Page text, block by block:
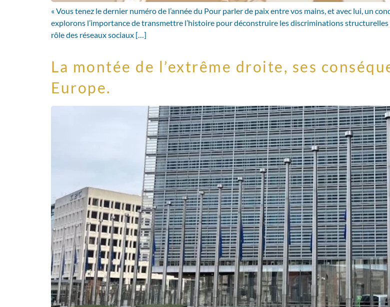
« Vous tenez le dernier numéro de l’année du Pour parler de paix entre vos mains, et avec lui, un
explorons l’importance de transmettre l’histoire pour déconstruire les discriminations
rôle des réseaux sociaux […]
La montée de l’extrême droite, ses
Europe.